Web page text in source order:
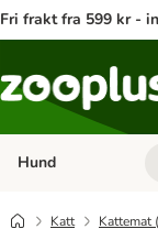
Fri frakt fra 599 kr -
Hund
Katt Kattemat